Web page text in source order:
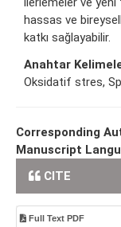
hassas ve
katkı sağlayabilir.
Anahtar
Oksidatif stres,
Corresponding
Manuscript
CITE
Full Text PDF